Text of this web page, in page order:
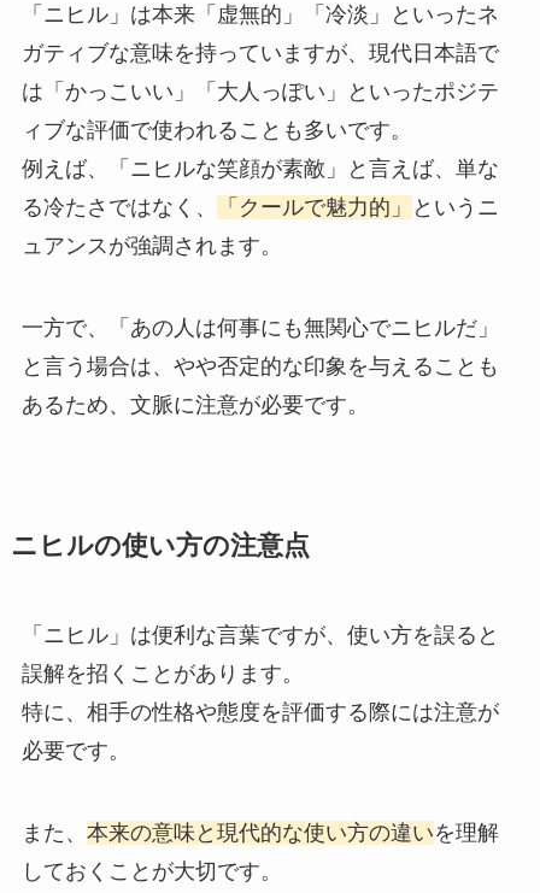
「ニヒル」は本来「虚無的」「冷淡」といったネ
ガティブな意味を持っていますが、現代日本語で
は「かっこいい」「大人っぽい」といったポジテ
ィブな評価で使われることも多いです。
例えば、「ニヒルな笑顔が素敵」と言えば、単な
る冷たさではなく、
「クールで魅力的」
というニ
ュアンスが強調されます。
一方で、「あの人は何事にも無関心でニヒルだ」
と言う場合は、やや否定的な印象を与えることも
あるため、文脈に注意が必要です。
ニヒルの使い方の注意点
「ニヒル」は便利な言葉ですが、使い方を誤ると
誤解を招くことがあります。
特に、相手の性格や態度を評価する際には注意が
必要です。
また、 本来の意味と現代的な使い方の違いを理解
しておくことが大切です。